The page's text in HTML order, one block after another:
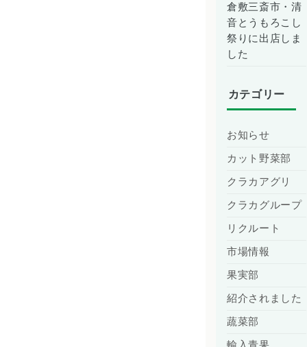
倉敷三斎市・清
音とうもろこし
祭りに出店しま
した
カテゴリー
お知らせ
カット野菜部
クラカアグリ
クラカグループ
リクルート
市場情報
果実部
紹介されました
蔬菜部